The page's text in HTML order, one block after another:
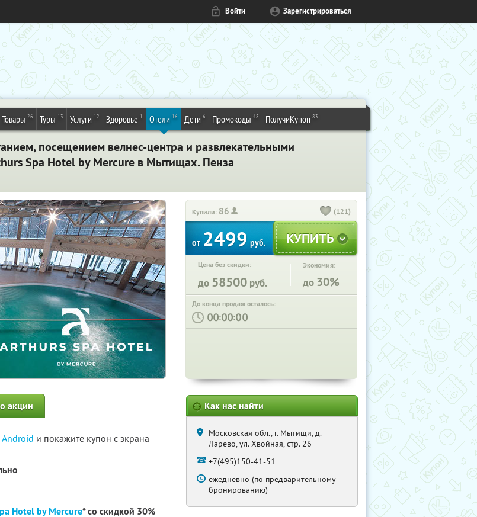
Войти Зарегистрироваться
Товары 26 Туры 13 Услуги 12 Здоровье 1 Отели 16 Дети 6 Промокоды 48 ПолучиКупон 83
посещением велнес-центра и развлекательными
Spa Hotel by Mercure в Мытищах. Пенза
Купили: 86 (121)
от 2499 руб.
Цена без скидки:
до 58500 руб.
Экономия:
до 30%
До конца продаж осталось:
: :
акции
Android и покажите купон с экрана
Hotel by Mercure* со скидкой 30%
Как нас найти
Московская обл., г. Мытищи, д.
Ларево, ул. Хвойная, стр. 26
+7(495)150-41-51
ежедневно (по предварительному
бронированию)